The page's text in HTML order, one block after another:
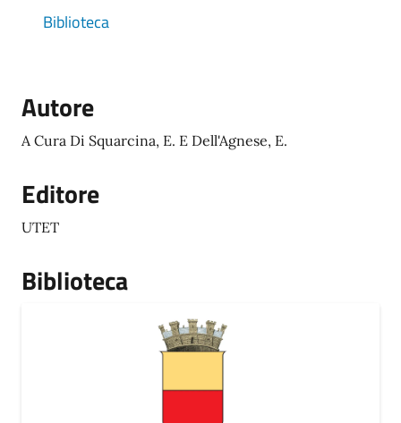
Biblioteca
Autore
A Cura Di Squarcina, E. E Dell'Agnese, E.
Editore
UTET
Biblioteca